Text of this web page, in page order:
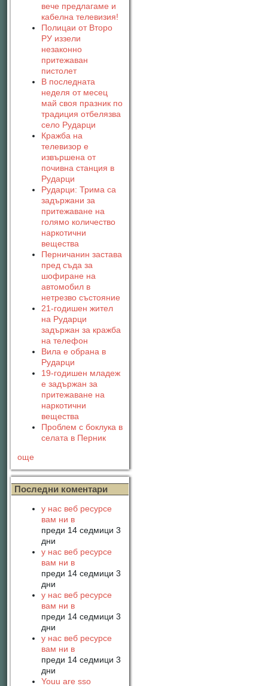
вече предлагаме и
кабелна телевизия!
Полицаи от Второ
РУ иззели
незаконно
притежаван
пистолет
В последната
неделя от месец
май своя празник по
традиция отбелязва
село Рударци
Кражба на
телевизор е
извършена от
почивна станция в
Рударци
Рударци: Трима са
задържани за
притежаване на
голямо количество
наркотични
вещества
Перничанин застава
пред съда за
шофиране на
автомобил в
нетрезво състояние
21-годишен жител
на Рударци
задържан за кражба
на телефон
Вила е обрана в
Рударци
19-годишен младеж
е задържан за
притежаване на
наркотични
вещества
Проблем с боклука в
селата в Перник
още
Последни коментари
у нас веб ресурсе
вам ни в
преди 14 седмици 3
дни
у нас веб ресурсе
вам ни в
преди 14 седмици 3
дни
у нас веб ресурсе
вам ни в
преди 14 седмици 3
дни
у нас веб ресурсе
вам ни в
преди 14 седмици 3
дни
Youu are sso